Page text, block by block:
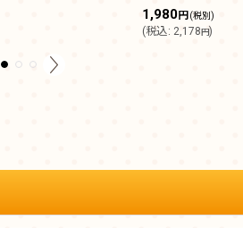
1,980円 (税別)
(税込: 2,178円)